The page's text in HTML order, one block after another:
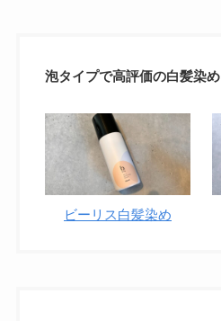
泡タイプで高評価の白髪染め
ビーリス白髪染め